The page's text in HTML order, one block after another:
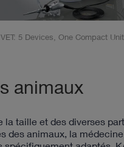
5 Devices, One Compact Unit
animaux
la taille et des diverses
des animaux, la